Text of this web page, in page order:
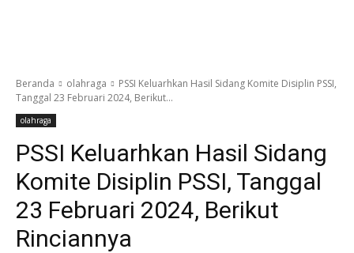
Beranda olahraga
PSSI Keluarhkan Hasil Sidang Komite Disiplin PSSI,
Tanggal 23 Februari 2024, Berikut...
olahraga
PSSI Keluarhkan Hasil Sidang
Komite Disiplin PSSI, Tanggal
23 Februari 2024, Berikut
Rinciannya